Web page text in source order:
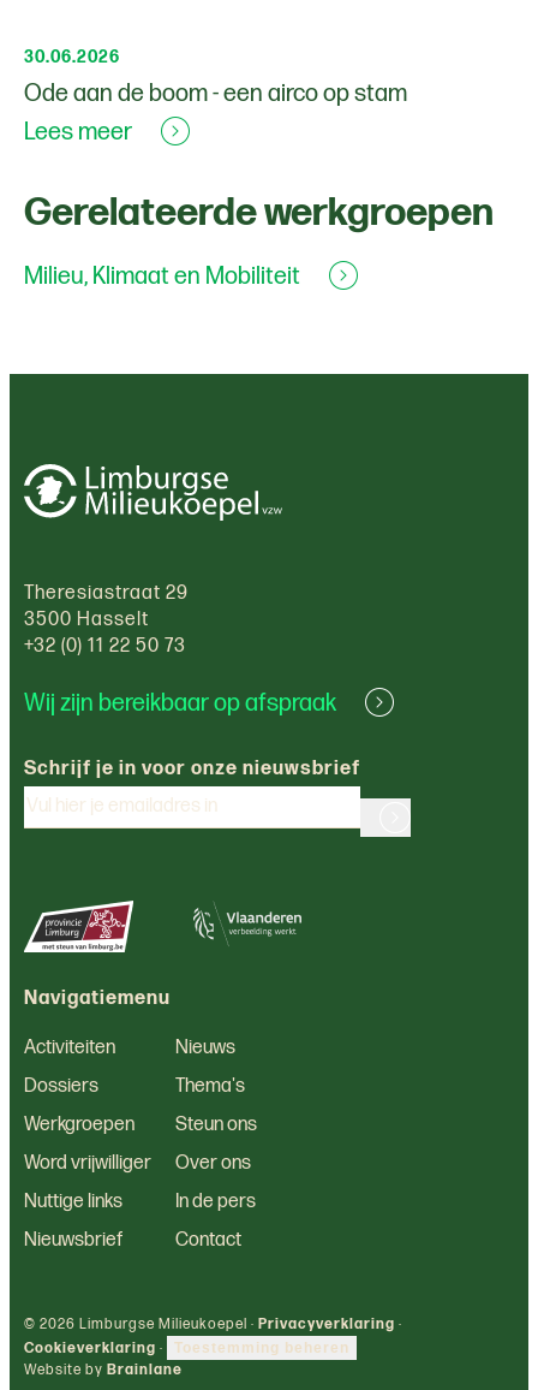
30.06.2026
Ode aan de boom - een airco op stam
Lees meer
Gerelateerde werkgroepen
Milieu, Klimaat en Mobiliteit
Theresiastraat 29
3500 Hasselt
+32 (0) 11 22 50 73
Wij zijn bereikbaar op afspraak
Schrijf je in voor onze nieuwsbrief
Navigatiemenu
Activiteiten
Nieuws
Dossiers
Thema's
Werkgroepen
Steun ons
Word vrijwilliger
Over ons
Nuttige links
In de pers
Nieuwsbrief
Contact
© 2026 Limburgse Milieukoepel · Privacyverklaring ·
Cookieverklaring · Toestemming beheren
Website by Brainlane